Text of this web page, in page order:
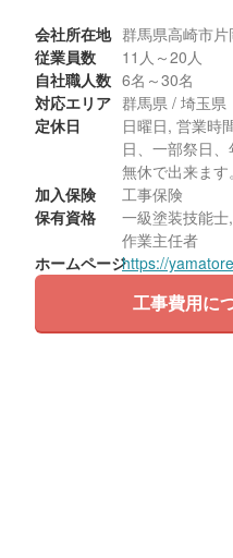
会社所在地 群馬県高崎市
従業員数
11人～20人
自社職人数 6名～30名
対応エリア 群馬県 / 埼玉県
定休日
日曜日, 営業時
日、一部祭日
無休で出来ます
加入保険
工事保険
保有資格
一級塗装技能
作業主任者
ホームページhttps://
工事費用に